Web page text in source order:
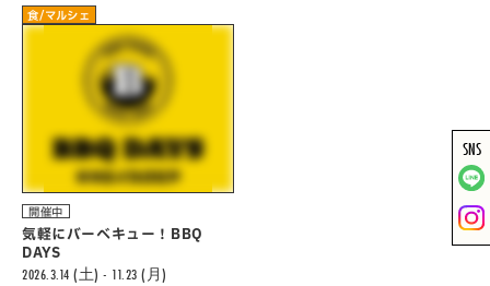
食/マルシェ
開催中
気軽にバーべキュー！BBQ
DAYS
2026.3.14 (土) - 11.23 (月)
SNS